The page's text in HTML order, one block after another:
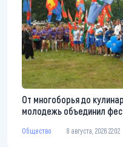
От многоборья до
молодежь объединил
Общество 8 августа, 2026 22:02